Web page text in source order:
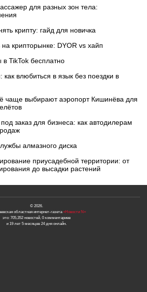
для разных зон тела:
крипту: гайд для новичка
крипторынке: DYOR vs хайп
в TikTok бесплатно
влюбиться в язык без поездки в
чаще выбирают аэропорт Кишинёва для
заказ для бизнеса: как автодилерам
алмазного диска
приусадебной территории: от
до высадки растений
© 2026.
областная интернет-газета«Новости N»
это: 705,352 новостей, 0 комментариев
и 19 лет 5 месяцев 24 дня онлайн.